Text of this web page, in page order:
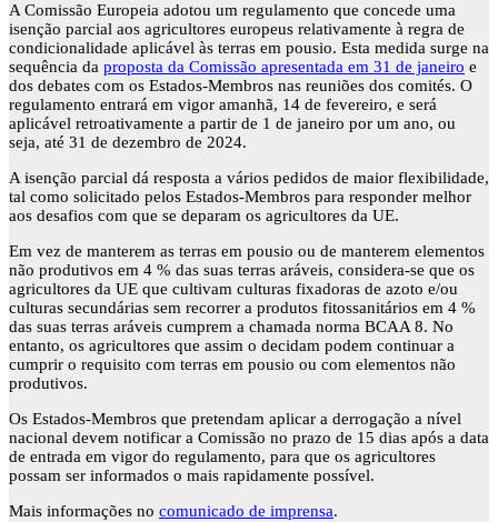
A Comissão Europeia adotou um regulamento que concede uma
isenção parcial aos agricultores europeus relativamente à regra de
condicionalidade aplicável às terras em pousio. Esta medida surge na
sequência da proposta da Comissão apresentada em 31 de janeiro e
dos debates com os Estados-Membros nas reuniões dos comités. O
regulamento entrará em vigor amanhã, 14 de fevereiro, e será
aplicável retroativamente a partir de 1 de janeiro por um ano, ou
seja, até 31 de dezembro de 2024.
A isenção parcial dá resposta a vários pedidos de maior flexibilidade,
tal como solicitado pelos Estados-Membros para responder melhor
aos desafios com que se deparam os agricultores da UE.
Em vez de manterem as terras em pousio ou de manterem elementos
não produtivos em 4 % das suas terras aráveis, considera-se que os
agricultores da UE que cultivam culturas fixadoras de azoto e/ou
culturas secundárias sem recorrer a produtos fitossanitários em 4 %
das suas terras aráveis cumprem a chamada norma BCAA 8. No
entanto, os agricultores que assim o decidam podem continuar a
cumprir o requisito com terras em pousio ou com elementos não
produtivos.
Os Estados-Membros que pretendam aplicar a derrogação a nível
nacional devem notificar a Comissão no prazo de 15 dias após a data
de entrada em vigor do regulamento, para que os agricultores
possam ser informados o mais rapidamente possível.
Mais informações no comunicado de imprensa.